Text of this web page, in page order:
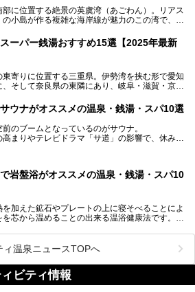
……。今回は、地元の方から観光客まで楽しめる
あげき温泉」をじっくりご紹介していきま
部に位置する絶景の英虞湾（あごわん）。リアス
小島が作る複雑な海岸線が魅力のこの湾で、最
が一望できる人気の旅館「賢島宝生苑（かしこじ
えん）」をご紹介します。日帰り入浴もできま
島宝生苑【PR】
ーパー銭湯おすすめ15選【2025年最新
東寄りに位置する三重県。伊勢湾を挟む形で愛知
、そして奈良県の東隣にあり、岐阜・滋賀・京
擁する伊勢志摩や、世界遺産に登録された熊野古
、鳥羽水族館、忍者の里・伊賀、鈴鹿サーキッ
に伊勢海老……と、観光＆グルメの宝庫です。
からも訪れやすい三重県には、ハイクオリティな
湯がたくさん！お風呂も食事もコスパもいい、お
ウナがオススメの温泉・銭湯・スパ10選
前のブームとなっているのがサウナ。
まりやテレビドラマ「サ道」の影響で、休みの
ある温泉や銭湯、スパをご紹介。
れてリラックス効果の高いサウナで、日頃の疲
シュしませんか？
岩盤浴がオススメの温泉・銭湯・スパ10
を加えた鉱石やプレートの上に寝そべることによ
を芯から温めることの出来る温浴健康法です。じ
なく、代謝が高まり健康や美容にも良い影響が期
。今回はそんな岩盤浴にこだわった、三重県内の
泉・銭湯・スパ10ヶ所を紹介させていただきま
ィ温泉ニュースTOPへ
ビティ情報